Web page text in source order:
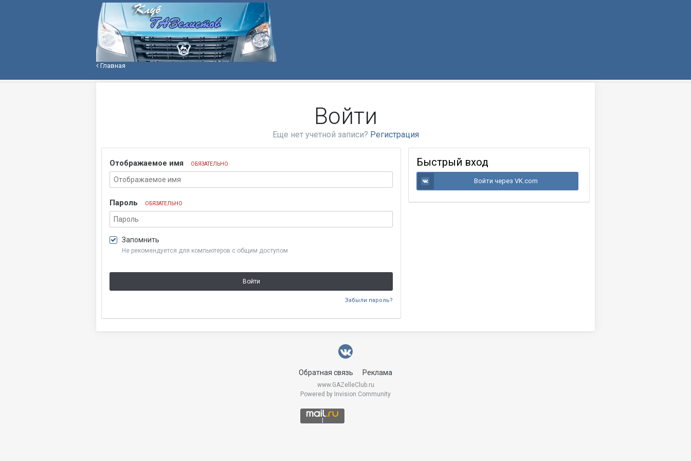
Главная
Войти
Еще нет учетной записи? Регистрация
Отображаемое имя ОБЯЗАТЕЛЬНО
Пароль ОБЯЗАТЕЛЬНО
Запомнить
Не рекомендуется для компьютеров с общим доступом
Войти
Забыли пароль?
Быстрый вход
Войти через VK.com
Обратная связь Реклама
www.GAZelleClub.ru
Powered by Invision Community